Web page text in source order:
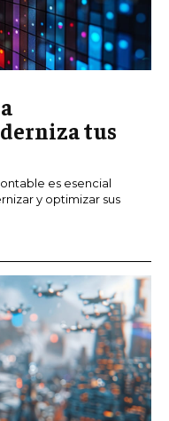
tus
es esencial
y optimizar sus